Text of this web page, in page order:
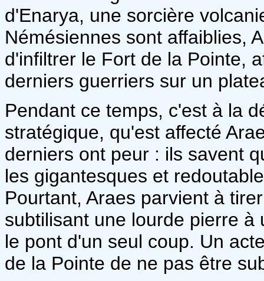
d'Enarya, une sorcière
Némésiennes sont affaiblies,
d'infiltrer le Fort de la Pointe,
derniers guerriers sur un
Pendant ce temps, c'est à la
stratégique, qu'est affecté
derniers ont peur : ils savent
les gigantesques et
Pourtant, Araes parvient à
subtilisant une lourde pierre
le pont d'un seul coup. Un
de la Pointe de ne pas être